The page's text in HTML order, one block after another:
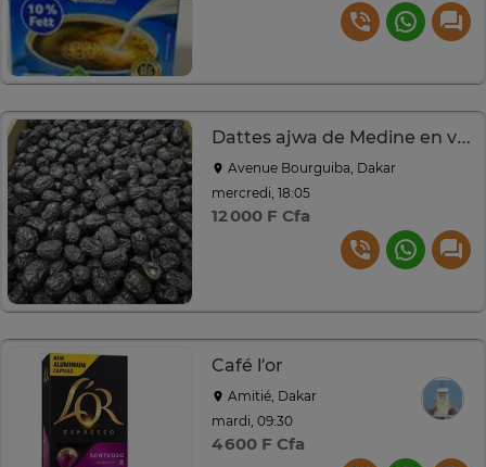
Dattes ajwa de Medine en vrac
Avenue Bourguiba, Dakar
mercredi, 18:05
12 000 F Cfa
Café l’or
Amitié, Dakar
mardi, 09:30
4 600 F Cfa